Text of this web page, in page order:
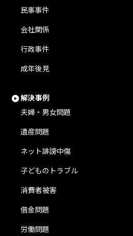
民事事件
会社関係
行政事件
成年後見
解決事例
夫婦・男女問題
遺産問題
ネット誹謗中傷
子どものトラブル
消費者被害
借金問題
労働問題